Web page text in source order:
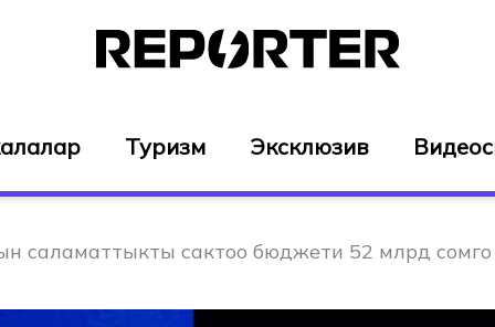
Туризм Эксклюзив
саламаттыкты сактоо бюджети 52 млрд сомго